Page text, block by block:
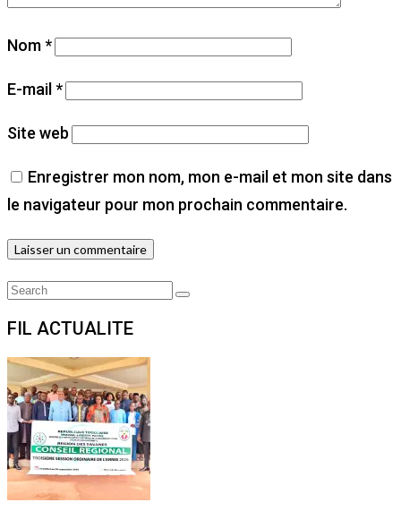
Nom*
E-mail *
Site web
Enregistrer mon nom, mon e-mail et mon site dans
le navigateur pour mon prochain commentaire.
Search
Search
FIL ACTUALITE